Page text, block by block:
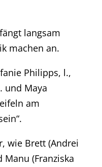
langsam
machen an.
Philipps, l.,
und Maya
am
wie Brett (Andrei
Manu (Franziska